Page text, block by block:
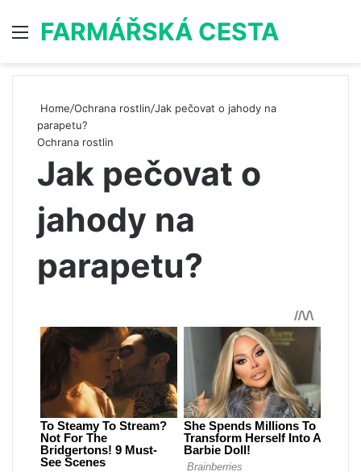
Menu
FARMÁŘSKÁ CESTA
Home/Ochrana rostlin/Jak pečovat o jahody na
parapetu?
Ochrana rostlin
Jak pečovat o
jahody na
parapetu?